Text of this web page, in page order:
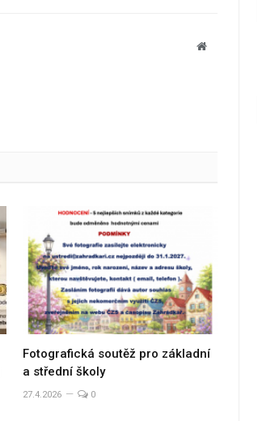
Website
Fotografická soutěž pro základní
a střední školy
27.4.2026 0